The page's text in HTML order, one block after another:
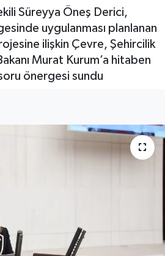
Süreyya Öneş Derici,
uygulanması planlanan
ilişkin Çevre, Şehircilik
Murat Kurum’a hitaben
önergesi sundu